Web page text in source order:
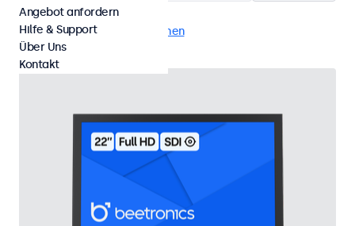
BNC (SDI) Alle Filter löschen
Angebot anfordern
Hilfe & Support
Über Uns
Kontakt